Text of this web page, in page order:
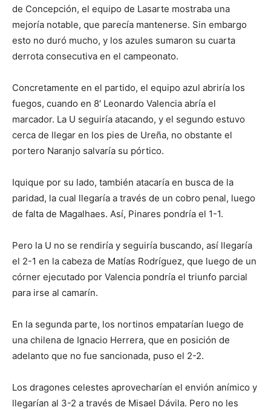
de Concepción, el equipo de Lasarte mostraba una
mejoría notable, que parecía mantenerse. Sin embargo
esto no duró mucho, y los azules sumaron su cuarta
derrota consecutiva en el campeonato.
Concretamente en el partido, el equipo azul abriría los
fuegos, cuando en 8′ Leonardo Valencia abría el
marcador. La U seguiría atacando, y el segundo estuvo
cerca de llegar en los pies de Ureña, no obstante el
portero Naranjo salvaría su pórtico.
Iquique por su lado, también atacaría en busca de la
paridad, la cual llegaría a través de un cobro penal, luego
de falta de Magalhaes. Así, Pinares pondría el 1-1.
Pero la U no se rendiría y seguiría buscando, así llegaría
el 2-1 en la cabeza de Matías Rodríguez, que luego de un
córner ejecutado por Valencia pondría el triunfo parcial
para irse al camarín.
En la segunda parte, los nortinos empatarían luego de
una chilena de Ignacio Herrera, que en posición de
adelanto que no fue sancionada, puso el 2-2.
Los dragones celestes aprovecharían el envión anímico y
llegarían al 3-2 a través de Misael Dávila. Pero no les